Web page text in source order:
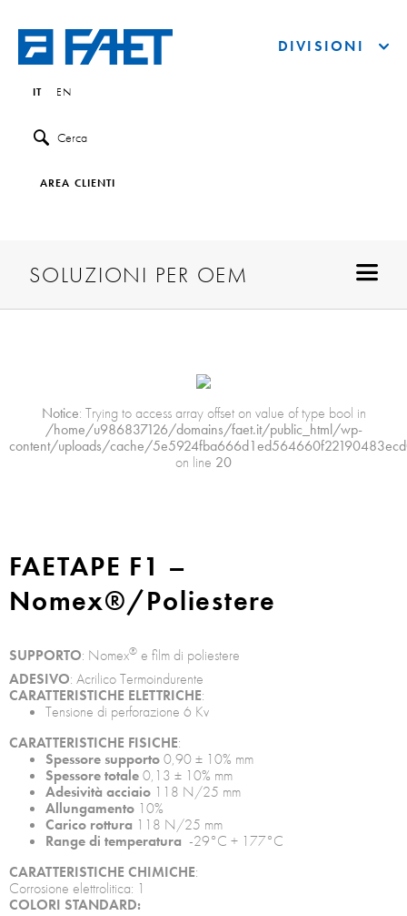
IT EN
Cerca
AREA CLIENTI
DIVISIONI
SOLUZIONI PER OEM
Notice: Trying to access array offset on value of type bool in
/home/u986837126/domains/faet.it/public_html/wp-
content/uploads/cache/
on line 20
FAETAPE F1 –
Nomex®/Poliestere
SUPPORTO: Nomex® e film di poliestere
ADESIVO: Acrilico Termoindurente
CARATTERISTICHE ELETTRICHE:
Tensione di perforazione 6 Kv
CARATTERISTICHE FISICHE:
Spessore supporto0,90 ± 10% mm
Spessore totale0,13 ± 10% mm
Adesività acciaio 118 N/25 mm
Allungamento 10%
Carico rottura 118 N/25 mm
Range di temperatura -29°C + 177°C
CARATTERISTICHE CHIMICHE:
Corrosione elettrolitica: 1
COLORI STANDARD: